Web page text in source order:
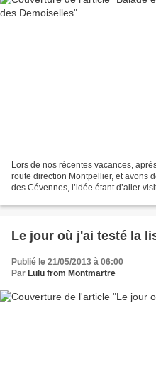
Lors de nos récentes vacances,
route direction Montpellier, et avons
des Cévennes, l’idée étant d’aller
Le jour où j'ai testé la
Publié le 21/05/2013 à 06:00
Par Lulu from Montmartre